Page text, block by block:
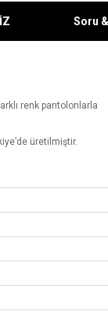
Soru
renk pantolonlarla
üretilmiştir.